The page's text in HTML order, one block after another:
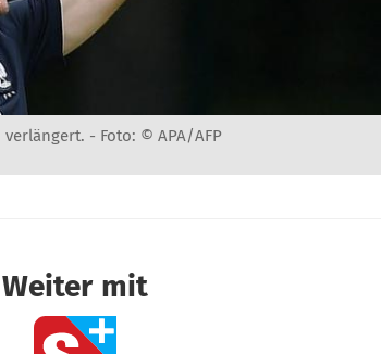
verlängert. - Foto: © APA/AFP